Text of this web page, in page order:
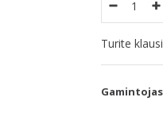
Turite